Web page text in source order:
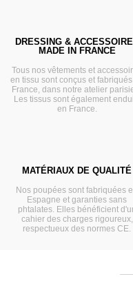
DRESSING &
MADE IN FRANCE
Tous nos vêtements et
en tissu sont conçus et
France, dans notre atelier
Les tissus sont également
en France.
MATÉRIAUX DE QUALITÉ
Nos poupées sont fabriquées
Espagne et garanties sans
phtalates. Elles bénéficient
cahier des charges rigoureux,
respectueux des normes CE.